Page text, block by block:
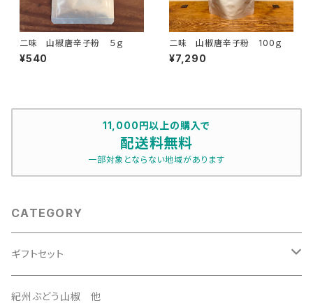
二味 山椒唐辛子粉 ５ｇ
¥540
二味 山椒唐辛子粉 100ｇ
¥7,290
11,000円以上の購入で
配送料無料
一部対象とならない地域があります
CATEGORY
ギフトセット
3500円セット
紀州ぶどう山椒 他